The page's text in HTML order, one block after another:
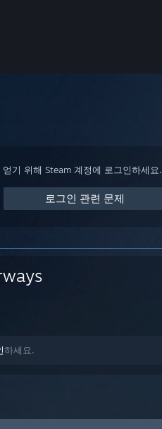
기 위해 Steam 계정에 로그인하세요.
로그인 관련 문제
하세요.